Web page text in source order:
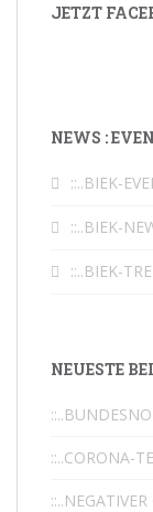
JETZT
NEWS :
::..BIEK-
::..BIEK-
::..BIEK-
NEUESTE
::..CORONA-